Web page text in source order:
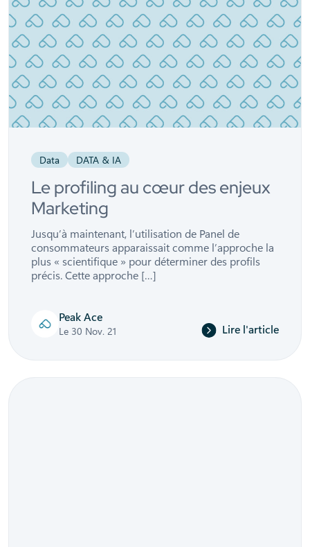
Data DATA & IA
Le profiling au cœur des enjeux
Marketing
Jusqu’à maintenant, l’utilisation de Panel de
consommateurs apparaissait comme l’approche la
plus « scientifique » pour déterminer des profils
précis. Cette approche […]
Peak Ace
Le 30 Nov. 21 Lire l'article